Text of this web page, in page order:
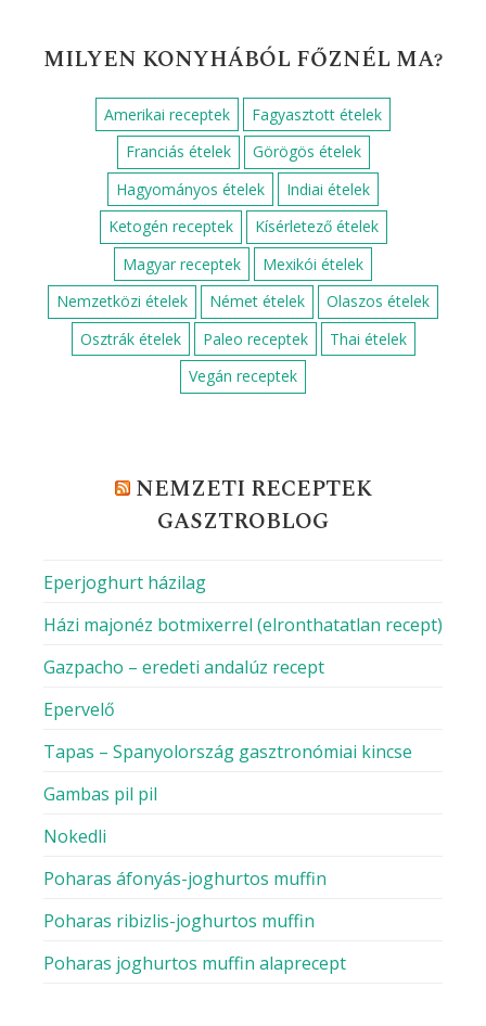
MILYEN KONYHÁBÓL FŐZNÉL MA?
Amerikai receptek
Fagyasztott ételek
Franciás ételek
Görögös ételek
Hagyományos ételek
Indiai ételek
Ketogén receptek
Kísérletező ételek
Magyar receptek
Mexikói ételek
Nemzetközi ételek
Német ételek
Olaszos ételek
Osztrák ételek
Paleo receptek
Thai ételek
Vegán receptek
NEMZETI RECEPTEK
GASZTROBLOG
Eperjoghurt házilag
Házi majonéz botmixerrel (elronthatatlan recept)
Gazpacho – eredeti andalúz recept
Epervelő
Tapas – Spanyolország gasztronómiai kincse
Gambas pil pil
Nokedli
Poharas áfonyás-joghurtos muffin
Poharas ribizlis-joghurtos muffin
Poharas joghurtos muffin alaprecept